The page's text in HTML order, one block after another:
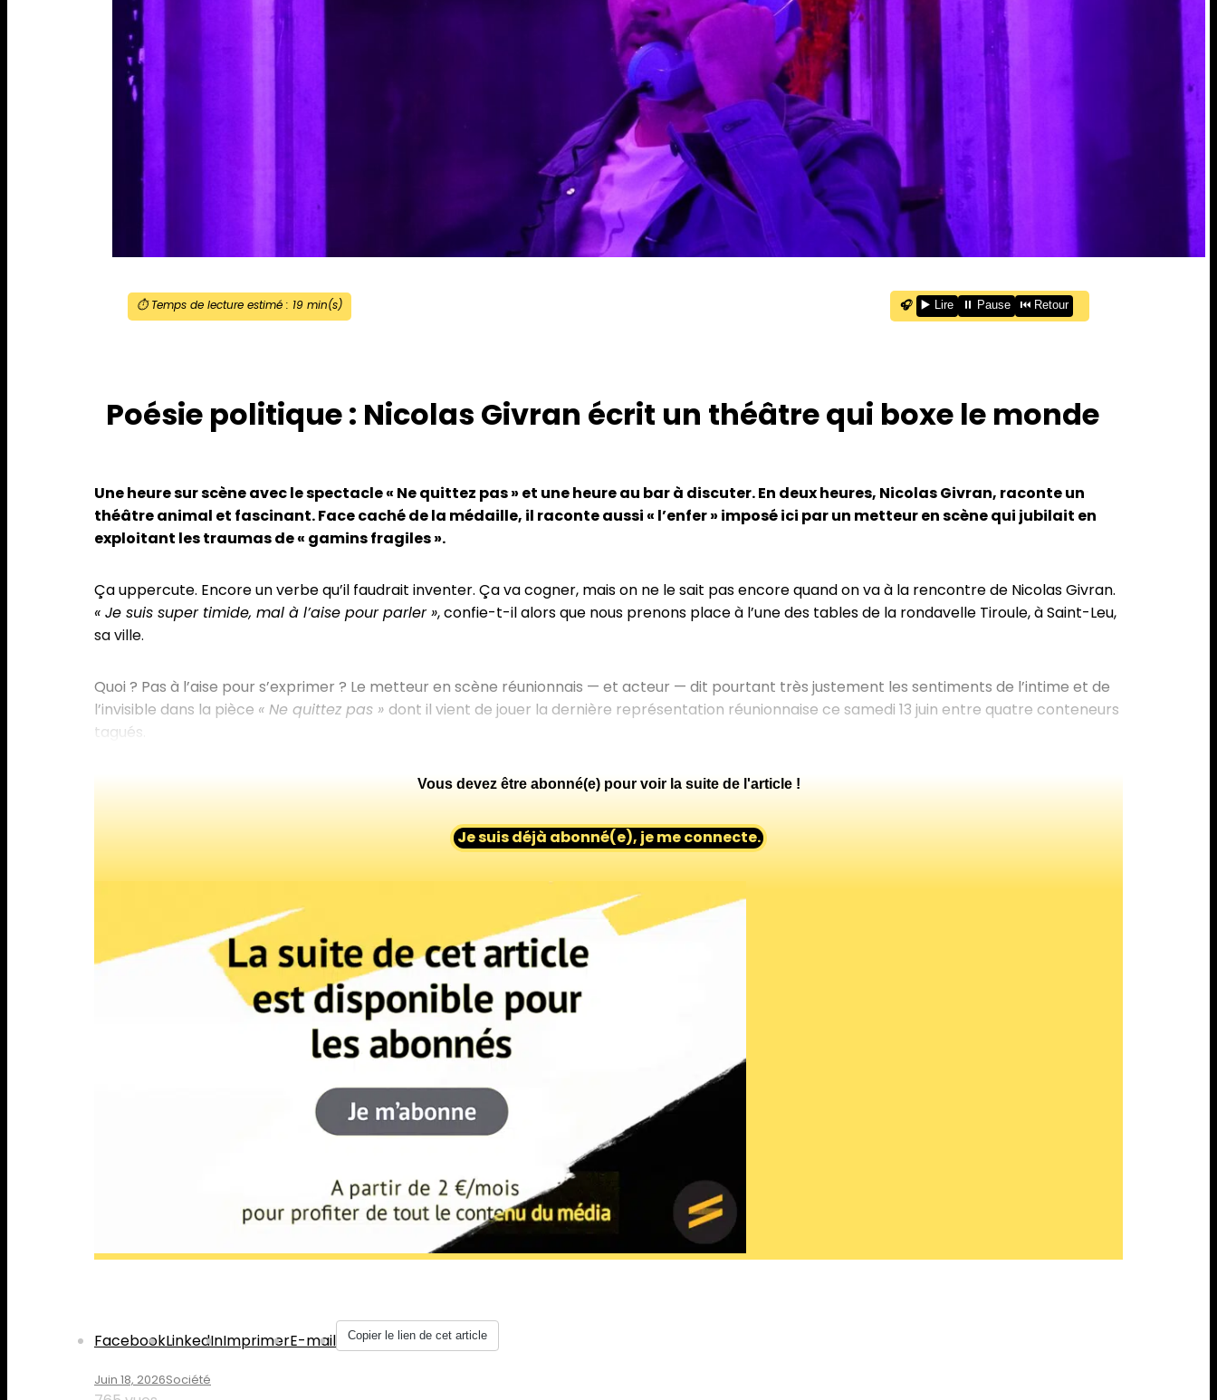
⏱️ Temps de lecture estimé : 19min(s) 🎧 ▶️ Lire ⏸️ Pause ⏮️ Retour
Poésie politique : Nicolas Givran écrit un théâtre qui boxe le monde
Une heure sur scène avec le spectacle « Ne quittez pas » et une heure au bar à discuter. En deux heures, Nicolas Givran, raconte un
théâtre animal et fascinant. Face caché de la médaille, il raconte aussi « l’enfer » imposé ici par un metteur en scène qui jubilait en
exploitant les traumas de « gamins fragiles ».
Ça uppercute. Encore un verbe qu’il faudrait inventer. Ça va cogner, mais on ne le sait pas encore quand on va à la rencontre de Nicolas Givran.
« Je suis super timide, mal à l’aise pour parler », confie-t-il alors que nous prenons place à l’une des tables de la rondavelle Tiroule, à Saint-Leu,
sa ville.
Quoi ? Pas à l’aise pour s’exprimer ? Le metteur en scène réunionnais — et acteur — dit pourtant très justement les sentiments de l’intime et de
l’invisible dans la pièce « Ne quittez pas » dont il vient de jouer la dernière représentation réunionnaise ce samedi 13 juin entre quatre conteneurs
tagués.
Vous devez être abonné(e) pour voir la suite de l'article !
Je suis déjà abonné(e), je me connecte.
FacebookLinkedInImprimerE-mail Copier le lien de cet article
Juin 18, 2026Société